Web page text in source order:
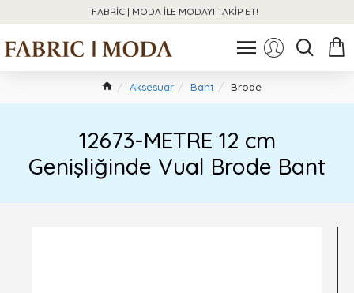
FABRIC | MODA ILE MODAYI TAKIP ET!
Aksesuar Bant Brode
12673-METRE 12 cm
Genişliğinde Vual Brode Bant